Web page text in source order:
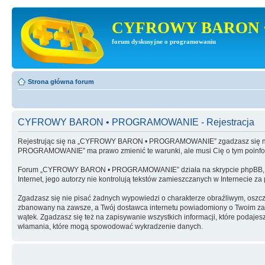
CYFROWY BARON
forum dyskusyjne o programowaniu
Strona główna forum
CYFROWY BARON • PROGRAMOWANIE - Rejestracja
Rejestrując się na „CYFROWY BARON • PROGRAMOWANIE” zgadzasz
PROGRAMOWANIE” ma prawo zmienić te warunki, ale musi Cię o tym
Forum „CYFROWY BARON • PROGRAMOWANIE” działa na skrypcie
Internet, jego autorzy nie kontrolują tekstów zamieszczanych w Internecie
Zgadzasz się nie pisać żadnych wypowiedzi o charakterze obraźliwym,
zbanowany na zawsze, a Twój dostawca internetu powiadomiony o Twoim
wątek. Zgadzasz się też na zapisywanie wszystkich informacji, które
włamania, które mogą spowodować wykradzenie danych.